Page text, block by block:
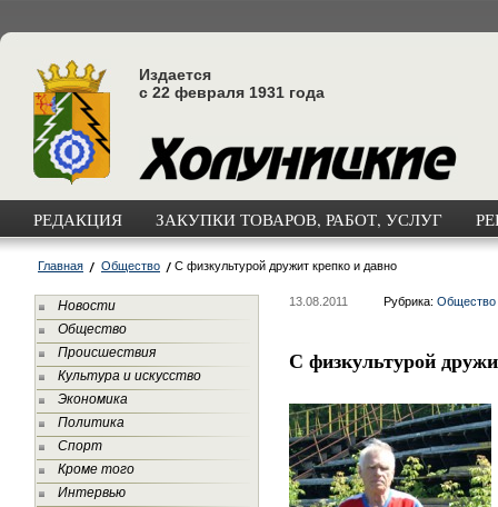
Издается
с 22 февраля 1931 года
РЕДАКЦИЯ ЗАКУПКИ ТОВАРОВ, РАБОТ, УСЛУГ
Главная Общество С физкультурой дружит крепко и давно
Новости
Общество
Происшествия
Культура и искусство
Экономика
Политика
Спорт
Кроме того
Интервью
13.08.2011 Рубрика: Общество
С физкультурой